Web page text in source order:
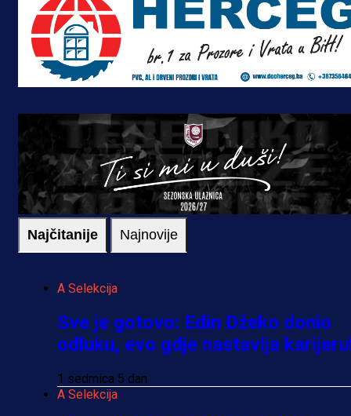
Najčitanije Najnovije
A Selekcija
Sve je gotovo: Edin Džeko donio
odluku, evo gdje nastavlja
1 sedmica 5 dan
A Selekcija